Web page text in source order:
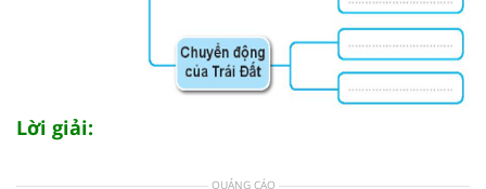
Lời giải:
QUẢNG CÁO